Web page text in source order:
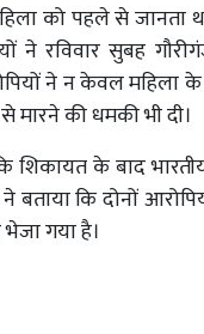
को पहले से जानता
ने रविवार सुबह
ने न केवल महिला
की धमकी भी दी।
शिकायत के बाद
बताया कि दोनों
गया है।